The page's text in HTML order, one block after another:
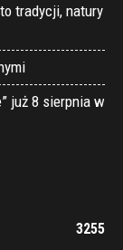
tradycji, natury
już 8 sierpnia w
3255